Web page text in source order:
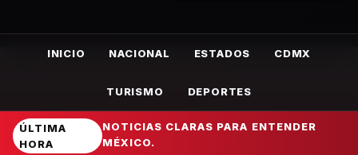
INICIO NACIONAL ESTADOS CDMX
TURISMO DEPORTES
ÚLTIMA
HORA
NOTICIAS CLARAS PARA ENTENDER
MÉXICO.